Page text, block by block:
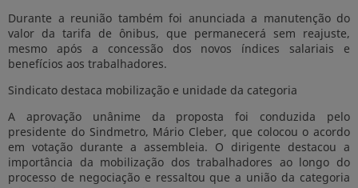
Durante a reunião também foi anunciada a manutenção do
valor da tarifa de ônibus, que permanecerá sem reajuste,
mesmo após a concessão dos novos índices salariais e
benefícios aos trabalhadores.
Sindicato destaca mobilização e unidade da categoria
A aprovação unânime da proposta foi conduzida pelo
presidente do Sindmetro, Mário Cleber, que colocou o acordo
em votação durante a assembleia. O dirigente destacou a
importância da mobilização dos trabalhadores ao longo do
processo de negociação e ressaltou que a união da categoria